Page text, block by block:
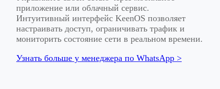
приложение или облачный сервис.
Интуитивный интерфейс KeenOS позволяет
настраивать доступ, ограничивать трафик и
мониторить состояние сети в реальном времени.
Узнать больше у менеджера по WhatsApp >